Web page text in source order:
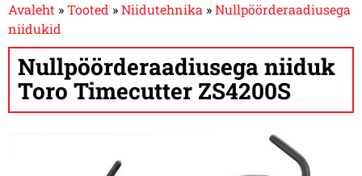
Avaleht »Tooted »Niidutehnika »Nullpöörderaadiusega
niidukid
Nullpöörderaadiusega niiduk
Toro Timecutter ZS4200S